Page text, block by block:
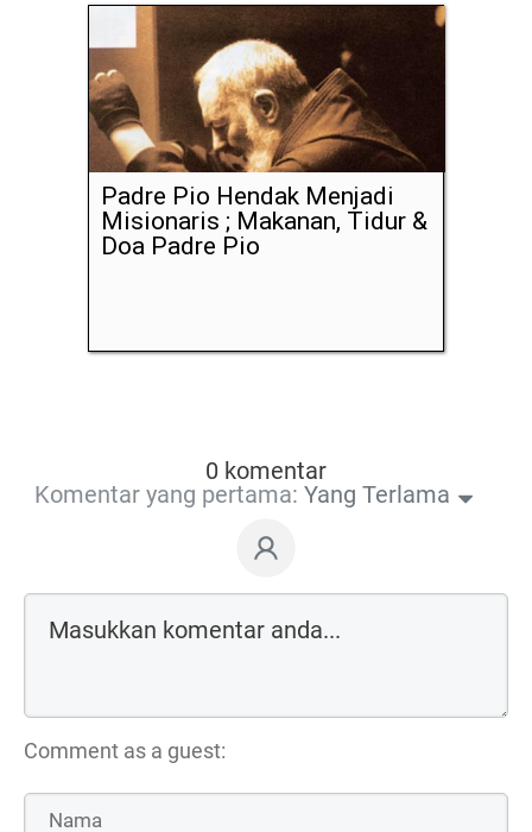
Padre Pio Hendak Menjadi
Misionaris ; Makanan, Tidur &
Doa Padre Pio
0 komentar
Komentar yang pertama: Yang Terlama
Comment as a guest: